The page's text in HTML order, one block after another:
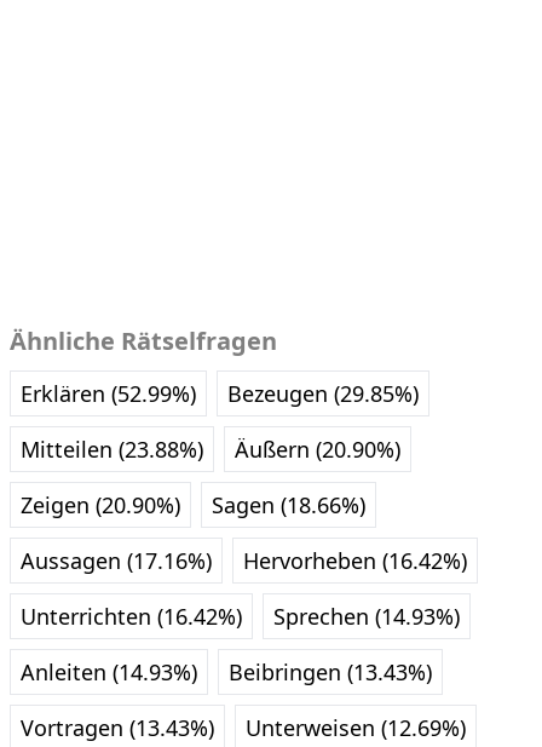
Ähnliche Rätselfragen
Erklären (52.99%)
Bezeugen (29.85%)
Mitteilen (23.88%)
Äußern (20.90%)
Zeigen (20.90%)
Sagen (18.66%)
Aussagen (17.16%)
Hervorheben (16.42%)
Unterrichten (16.42%)
Sprechen (14.93%)
Anleiten (14.93%)
Beibringen (13.43%)
Vortragen (13.43%)
Unterweisen (12.69%)